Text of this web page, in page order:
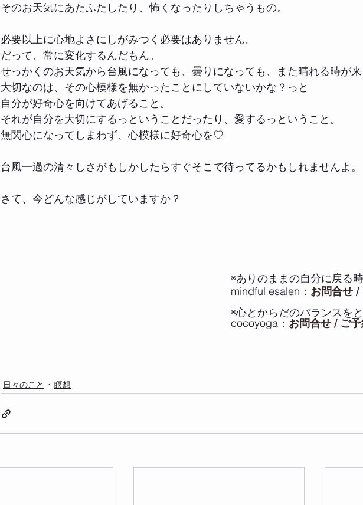
そのお天気にあたふたしたり、怖くなったりしちゃうもの。
必要以上に心地よさにしがみつく必要はありません。
だって、常に変化するんだもん。
せっかくのお天気から台風になっても、曇りになっても、また晴れる時が
大切なのは、その心模様を無かったことにしていないかな？っと
自分が好奇心を向けてあげること。
それが自分を大切にするっということだったり、愛するっということ。
無関心になってしまわず、心模様に好奇心を♡
台風一過の清々しさがもしかしたらすぐそこで待ってるかもしれませんよ。
さて、今どんな感じがしていますか？
◉ありのままの自分に戻る
mindful esalen： お問合せ /
◉心とからだのバランスを
cocoyoga： お問合せ / ご
日々のこと 瞑想